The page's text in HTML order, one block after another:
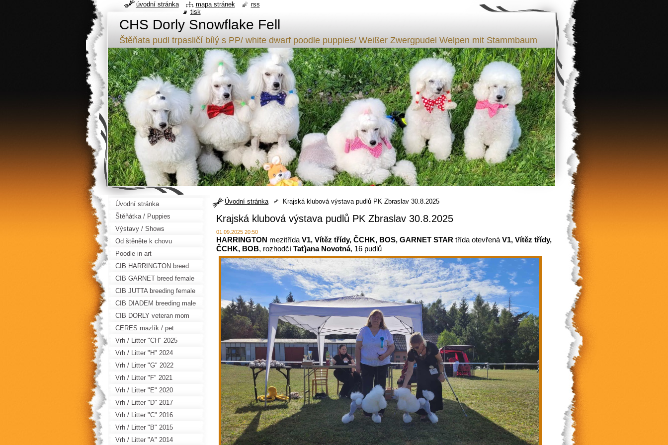
CHS Dorly Snowflake Fell
Štěňata pudl trpasličí bílý s PP/ white dwarf poodle puppies/ Weißer Zwergpudel Welpen mit Stammbaum
Úvodní stránka Krajská klubová výstava pudlů PK Zbraslav 30.8.2025
Krajská klubová výstava pudlů PK Zbraslav 30.8.2025
01.09.2025 20:50
HARRINGTON mezitřída V1, Vítěz třídy, ČCHK, BOS, GARNET STAR třída otevřená V1, Vítěz třídy,
ČCHK, BOB, rozhodčí Taťjana Novotná, 16 pudlů
Úvodní stránka
Štěňátka / Puppies
Výstavy / Shows
Od štěněte k chovu
Poodle in art
CIB HARRINGTON breed
male
CIB GARNET breed female
CIB JUTTA breeding female
CIB DIADEM breeding male
CIB DORLY veteran mom
CERES mazlík / pet
Vrh / Litter "CH" 2025
Vrh / Litter "H" 2024
Vrh / Litter "G" 2022
Vrh / Litter "F" 2021
Vrh / Litter "E" 2020
Vrh / Litter "D" 2017
Vrh / Litter "C" 2016
Vrh / Litter "B" 2015
Vrh / Litter "A" 2014
úvodní stránka mapa stránek
rss
tisk